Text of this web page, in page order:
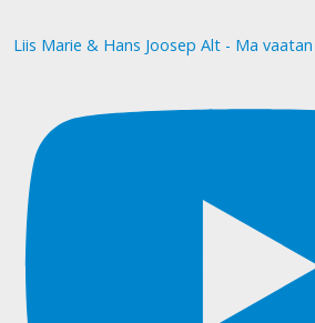
Liis Marie & Hans Joosep Alt - Ma vaatan